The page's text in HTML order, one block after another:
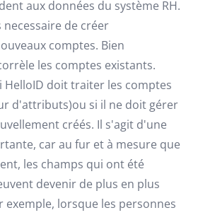
aux données du système RH.
de créer
comptes. Bien
les comptes existants.
HelloID doit traiter les comptes
d'attributs)ou si il ne doit gérer
créés. Il s'agit d'une
car au fur et à mesure que
les champs qui ont été
devenir de plus en plus
exemple, lorsque les personnes